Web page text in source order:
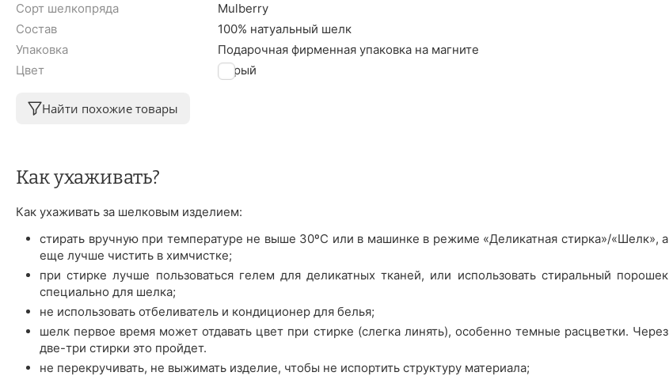
Сорт шелкопряда
Mulberry
Состав
100% натуальный шелк
Упаковка
Подарочная фирменная упаковка на магните
Цвет
Серый
Найти похожие товары
Как ухаживать?
Как ухаживать за шелковым изделием:
стирать вручную при температуре не выше 30ºС или в машинке в режиме «Деликатная стирка»/«Шелк», а
еще лучше чистить в химчистке;
при стирке лучше пользоваться гелем для деликатных тканей, или использовать стиральный порошек
специально для шелка;
не использовать отбеливатель и кондиционер для белья;
шелк первое время может отдавать цвет при стирке (слегка линять), особенно темные расцветки. Через
две-три стирки это пройдет.
не перекручивать, не выжимать изделие, чтобы не испортить структуру материала;